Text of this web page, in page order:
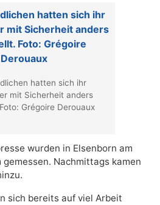
hatten sich ihr
mit Sicherheit anders
Grégoire Derouaux
wurden in Elsenborn am
Nachmittags kamen
sich bereits auf viel Arbeit